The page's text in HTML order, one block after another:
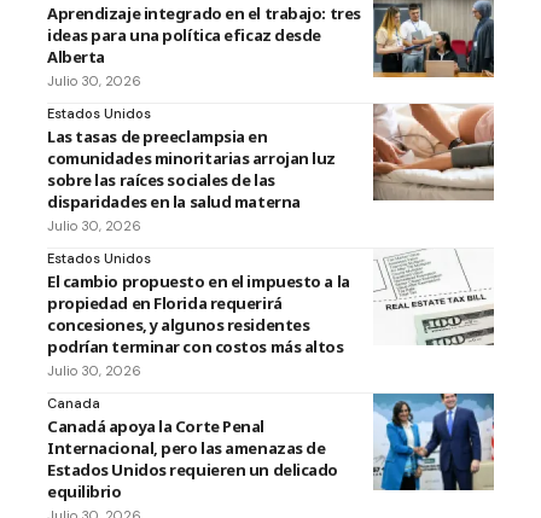
Aprendizaje integrado en el trabajo: tres
ideas para una política eficaz desde
Alberta
Julio 30, 2026
Estados Unidos
Las tasas de preeclampsia en
comunidades minoritarias arrojan luz
sobre las raíces sociales de las
disparidades en la salud materna
Julio 30, 2026
Estados Unidos
El cambio propuesto en el impuesto a la
propiedad en Florida requerirá
concesiones, y algunos residentes
podrían terminar con costos más altos
Julio 30, 2026
Canada
Canadá apoya la Corte Penal
Internacional, pero las amenazas de
Estados Unidos requieren un delicado
equilibrio